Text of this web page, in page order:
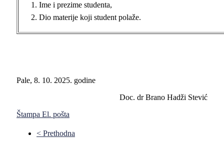
Ime i prezime studenta,
Dio materije koji student polaže.
Pale, 8. 10. 2025. godine
Doc. dr Brano Hadži Stević
Štampa El. pošta
< Prethodna